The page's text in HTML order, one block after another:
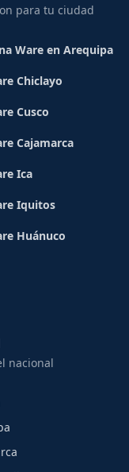
para tu ciudad
Ware en Arequipa
Chiclayo
Cusco
Cajamarca
Ica
Iquitos
Huánuco
nacional